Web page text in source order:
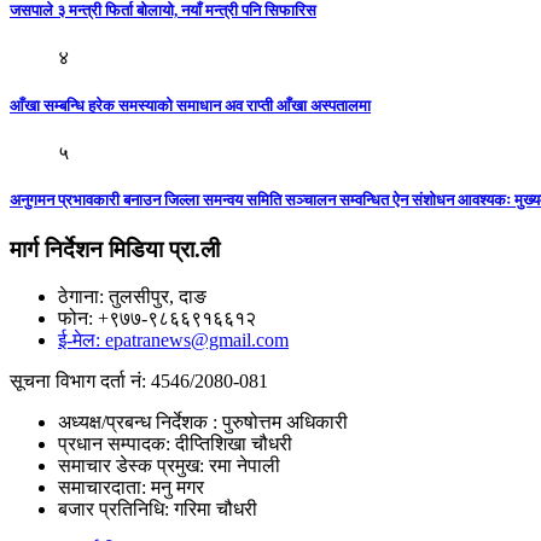
जसपाले ३ मन्त्री फिर्ता बोलायो, नयाँ मन्त्री पनि सिफारिस
४
आँखा सम्बन्धि हरेक समस्याको समाधान अव राप्ती आँखा अस्पतालमा
५
अनुगमन प्रभावकारी बनाउन जिल्ला समन्वय समिति सञ्चालन सम्वन्धित ऐन संशोधन आवश्यकः
मार्ग निर्देशन मिडिया प्रा.ली
ठेगाना: तुलसीपुर, दाङ
फोन: +९७७-९८६६९१६६१२
ई-मेल: epatranews@gmail.com
सूचना विभाग दर्ता नं: 4546/2080-081
अध्यक्ष/प्रबन्ध निर्देशक : पुरुषोत्तम अधिकारी
प्रधान सम्पादक: दीप्तिशिखा चौधरी
समाचार डेस्क प्रमुख: रमा नेपाली
समाचारदाता: मनु मगर
बजार प्रतिनिधि: गरिमा चौधरी